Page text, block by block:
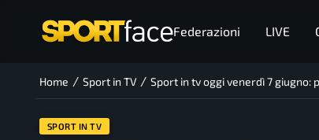
Federazioni LIVE
Home / Sport in TV / Sport in tv oggi venerdì 7
SPORT IN TV